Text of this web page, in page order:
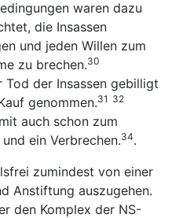
waren dazu
die Insassen
und jeden Willen zum
zu brechen.30
der Insassen gebilligt
genommen.31 32
auch schon zum
und ein Verbrechen.34.
zumindest von einer
Anstiftung auszugehen.
den Komplex der NS-